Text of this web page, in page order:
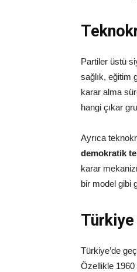
Partiler üstü
sağlık, eğitim
karar alma
hangi çıkar
Ayrıca
demokratik
karar
bir model gibi
Türkiye
Türkiye’de
Özellikle 1960